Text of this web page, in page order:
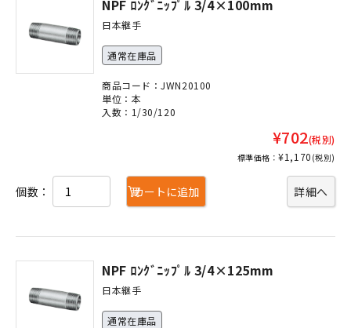
NPF ﾛﾝｸﾞﾆｯﾌﾟﾙ 3/4×100mm
日本継手
通常在庫品
商品コード：JWN20100
単位：本
入数：1/30/120
¥702(税別)
標準価格：¥1,170 (税別)
詳細へ
個数： カートに追加
NPF ﾛﾝｸﾞﾆｯﾌﾟﾙ 3/4×125mm
日本継手
通常在庫品